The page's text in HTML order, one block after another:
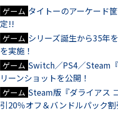
ゲーム タイトーのアーケード
定!!
ゲーム シリーズ誕生から35年
を実施！
ゲーム Switch／PS4／Steam
リーンショットを公開！
ゲーム Steam版『ダライアス
引20％オフ＆バンドルパック